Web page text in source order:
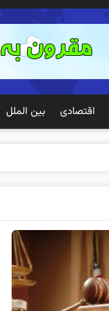
اقتصادی بین الملل